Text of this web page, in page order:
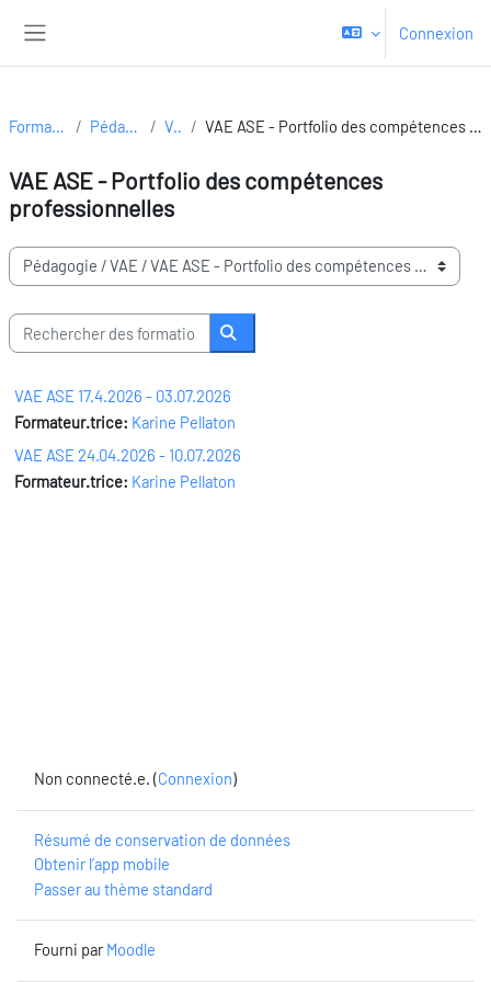
Connexion
Formations Pédagogie VAE VAE ASE - Portfolio des compétences professionnelles
VAE ASE - Portfolio des compétences
professionnelles
Domaines de formation
Rechercher des formations
Rechercher des formations
VAE ASE 17.4.2026 - 03.07.2026
Formateur.trice: Karine Pellaton
VAE ASE 24.04.2026 - 10.07.2026
Formateur.trice: Karine Pellaton
Non connecté.e. (Connexion)
Résumé de conservation de données
Obtenir l’app mobile
Passer au thème standard
Fourni par Moodle